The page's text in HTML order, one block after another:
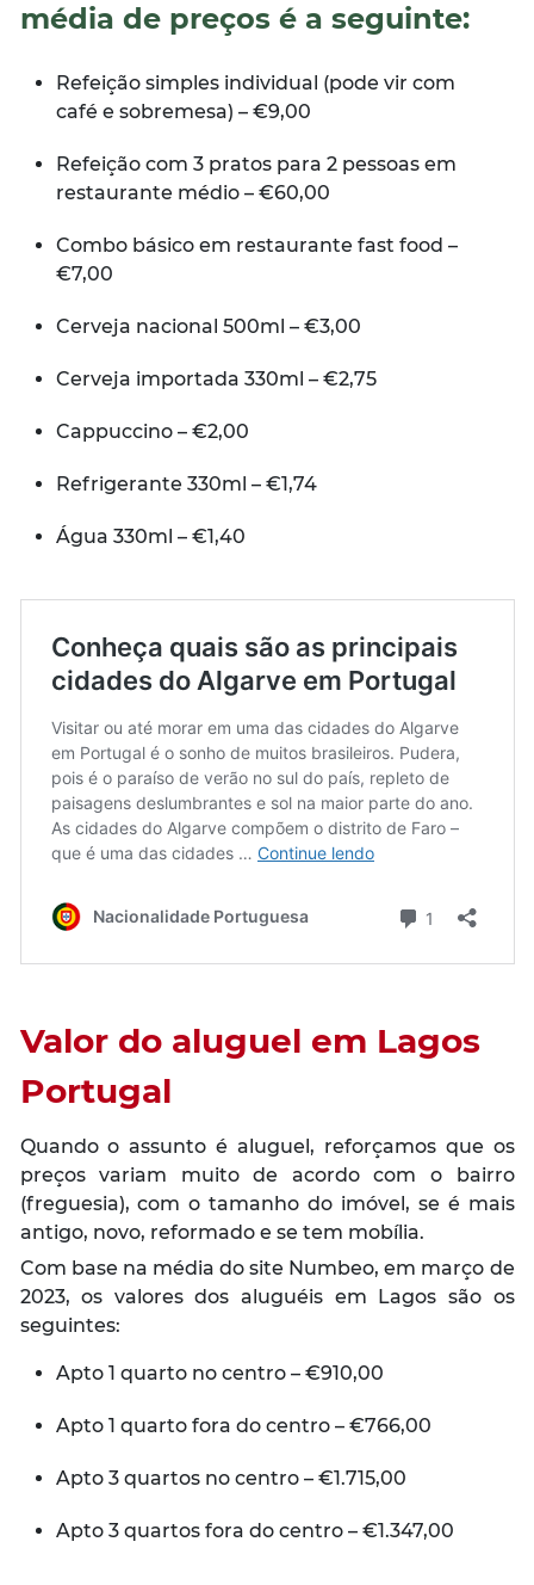
média de preços é a seguinte:
Refeição simples individual (pode vir com
café e sobremesa) – €9,00
Refeição com 3 pratos para 2 pessoas em
restaurante médio – €60,00
Combo básico em restaurante fast food –
€7,00
Cerveja nacional 500ml – €3,00
Cerveja importada 330ml – €2,75
Cappuccino – €2,00
Refrigerante 330ml – €1,74
Água 330ml – €1,40
Valor do aluguel em Lagos
Portugal
Quando o assunto é aluguel, reforçamos que os
preços variam muito de acordo com o bairro
(freguesia), com o tamanho do imóvel, se é mais
antigo, novo, reformado e se tem mobília.
Com base na média do site Numbeo, em março de
2023, os valores dos aluguéis em Lagos são os
seguintes:
Apto 1 quarto no centro – €910,00
Apto 1 quarto fora do centro – €766,00
Apto 3 quartos no centro – €1.715,00
Apto 3 quartos fora do centro – €1.347,00